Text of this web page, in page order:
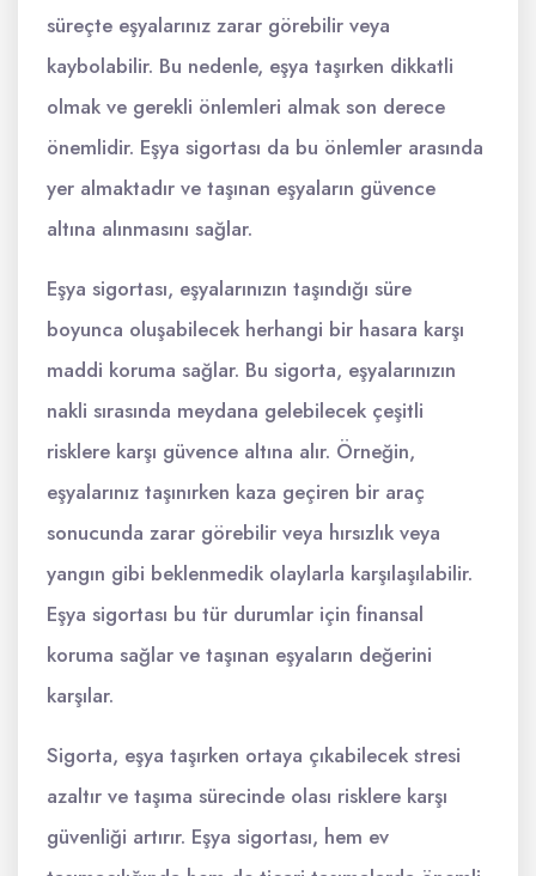
süreçte eşyalarınız zarar görebilir veya
kaybolabilir. Bu nedenle, eşya taşırken dikkatli
olmak ve gerekli önlemleri almak son derece
önemlidir. Eşya sigortası da bu önlemler arasında
yer almaktadır ve taşınan eşyaların güvence
altına alınmasını sağlar.
Eşya sigortası, eşyalarınızın taşındığı süre
boyunca oluşabilecek herhangi bir hasara karşı
maddi koruma sağlar. Bu sigorta, eşyalarınızın
nakli sırasında meydana gelebilecek çeşitli
risklere karşı güvence altına alır. Örneğin,
eşyalarınız taşınırken kaza geçiren bir araç
sonucunda zarar görebilir veya hırsızlık veya
yangın gibi beklenmedik olaylarla karşılaşılabilir.
Eşya sigortası bu tür durumlar için finansal
koruma sağlar ve taşınan eşyaların değerini
karşılar.
Sigorta, eşya taşırken ortaya çıkabilecek stresi
azaltır ve taşıma sürecinde olası risklere karşı
güvenliği artırır. Eşya sigortası, hem ev